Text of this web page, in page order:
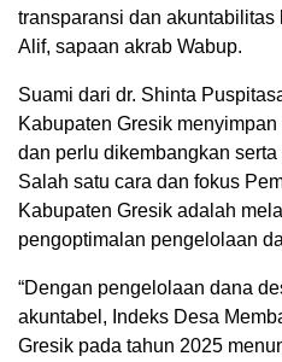
transparansi dan akuntabilitas
Alif, sapaan akrab Wabup.
Suami dari dr. Shinta
Kabupaten Gresik
dan perlu dikembangkan
Salah satu cara dan fokus
Kabupaten Gresik adalah
pengoptimalan pengelolaan
“Dengan pengelolaan dana
akuntabel, Indeks Desa
Gresik pada tahun 2025